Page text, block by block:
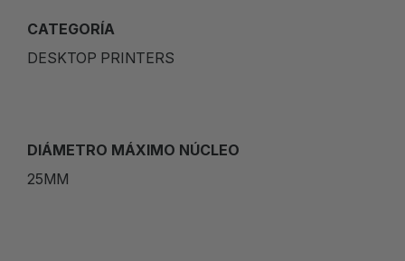
CATEGORÍA
DESKTOP PRINTERS
DIÁMETRO MÁXIMO NÚCLEO
25MM